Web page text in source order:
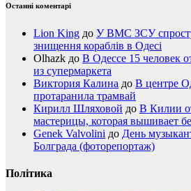
Останні коментарі
Lion King до У ВМС ЗСУ
знищення кораблів в Одесі
Olhazk до В Одессе 15 человек
из супермаркета
Виктория Калина до В центре
протаранила трамвай
Кирилл Шляховой до В Килии
мастерицы, которая вышивает
Genek Valvolini до День
Болграда (фоторепортаж)
Політика